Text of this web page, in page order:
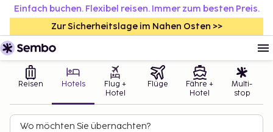
Einfach buchen. Flexibel reisen. Immer zum besten Preis.
Zur Sicherheitslage im Nahen Osten >>
Reisen Hotels
Flug +
Hotel
Flüge
Fähre +
Hotel
Multi-
stop
Wo möchten Sie übernachten?